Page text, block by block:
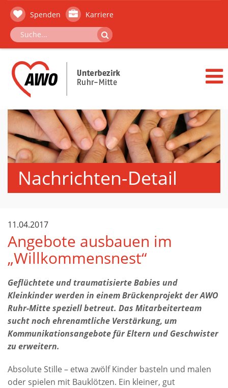
Spenden Karriere
Nachrichten-Detail
11.04.2017
Angebote ausbauen im
„Willkommensnest“
Geflüchtete und traumatisierte Babies und
Kleinkinder werden in einem Brückenprojekt der AWO
Ruhr-Mitte speziell betreut. Das Mitarbeiterteam
sucht noch ehrenamtliche Verstärkung, um
Kommunikationsangebote für Eltern und Geschwister
zu erweitern.
Absolute Stille – etwa zwölf Kinder basteln und malen
oder spielen mit Bauklötzen. Ein kleiner, gut